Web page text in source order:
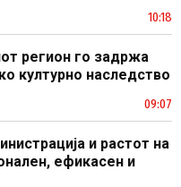
10:18
регион го задржа
културно наследство
09:07
и растот на
ефикасен и